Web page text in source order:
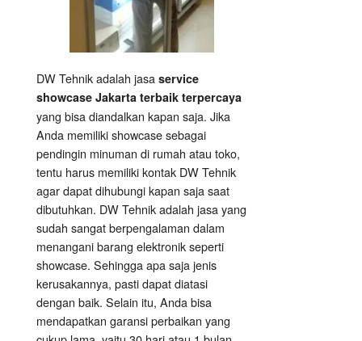
DW Tehnik adalah jasa service
showcase Jakarta terbaik terpercaya
yang bisa diandalkan kapan saja. Jika
Anda memiliki showcase sebagai
pendingin minuman di rumah atau toko,
tentu harus memiliki kontak DW Tehnik
agar dapat dihubungi kapan saja saat
dibutuhkan. DW Tehnik adalah jasa yang
sudah sangat berpengalaman dalam
menangani barang elektronik seperti
showcase. Sehingga apa saja jenis
kerusakannya, pasti dapat diatasi
dengan baik. Selain itu, Anda bisa
mendapatkan garansi perbaikan yang